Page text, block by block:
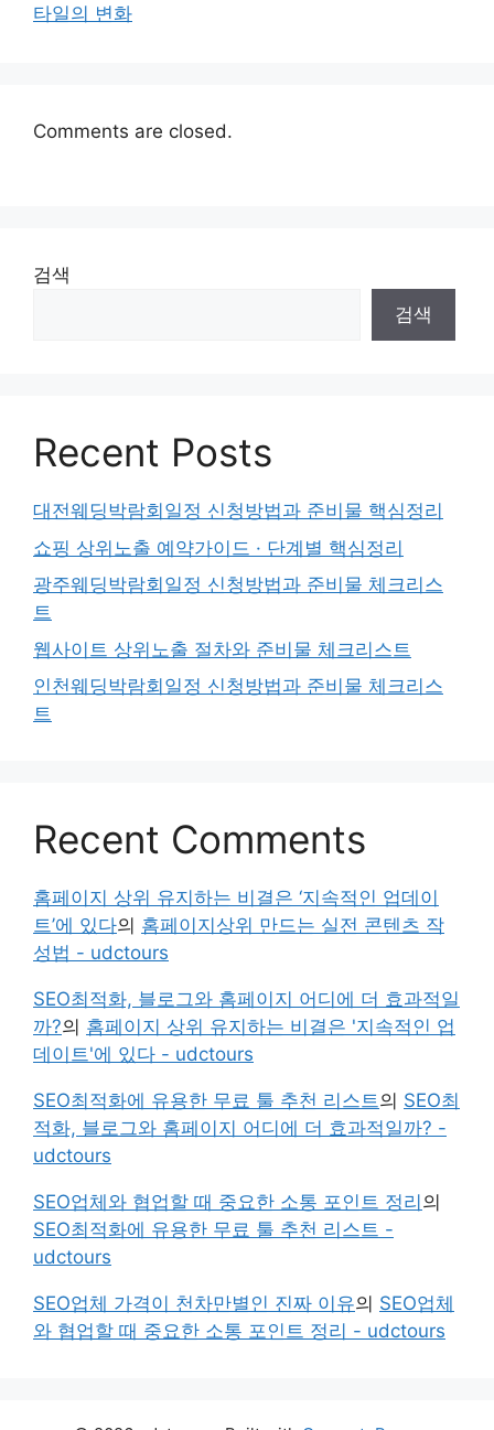
타일의 변화
Comments are closed.
검색
검색
Recent Posts
대전웨딩박람회일정 신청방법과 준비물 핵심정리
쇼핑 상위노출 예약가이드 · 단계별 핵심정리
광주웨딩박람회일정 신청방법과 준비물 체크리스
트
웹사이트 상위노출 절차와 준비물 체크리스트
인천웨딩박람회일정 신청방법과 준비물 체크리스
트
Recent Comments
홈페이지 상위 유지하는 비결은 ‘지속적인 업데이
트’에 있다의 홈페이지상위 만드는 실전 콘텐츠 작
성법 - udctours
SEO최적화, 블로그와 홈페이지 어디에 더 효과적일
까?의 홈페이지 상위 유지하는 비결은 '지속적인 업
데이트'에 있다 - udctours
SEO최적화에 유용한 무료 툴 추천 리스트의 SEO최
적화, 블로그와 홈페이지 어디에 더 효과적일까? -
udctours
SEO업체와 협업할 때 중요한 소통 포인트 정리 의
SEO최적화에 유용한 무료 툴 추천 리스트 -
udctours
SEO업체 가격이 천차만별인 진짜 이유의 SEO업체
와 협업할 때 중요한 소통 포인트 정리 - udctours